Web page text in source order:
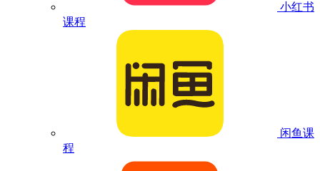
小红书
课程
闲鱼课
程